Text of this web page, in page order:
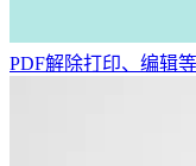
PDF解除打印、编辑